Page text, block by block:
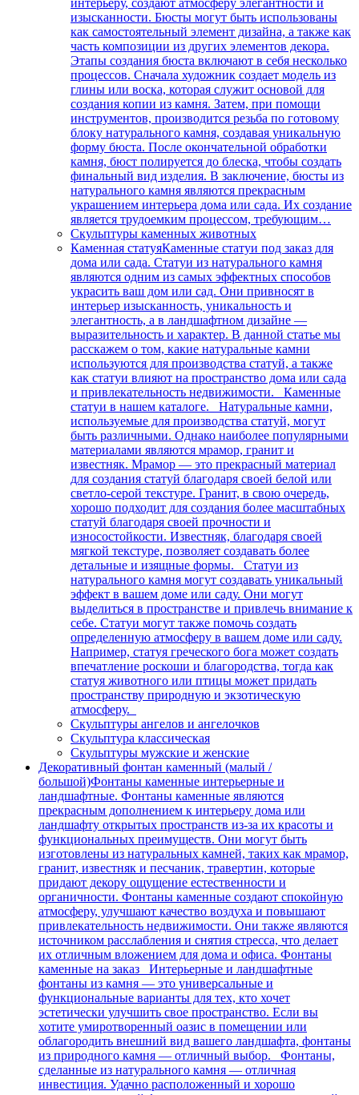
изысканности. Бюсты могут быть использованы
как самостоятельный элемент дизайна, а также как
часть композиции из других элементов декора.
Этапы создания бюста включают в себя несколько
процессов. Сначала художник создает модель из
глины или воска, которая служит основой для
создания копии из камня. Затем, при помощи
инструментов, производится резьба по готовому
блоку натурального камня, создавая уникальную
форму бюста. После окончательной обработки
камня, бюст полируется до блеска, чтобы создать
финальный вид изделия. В заключение, бюсты из
натурального камня являются прекрасным
украшением интерьера дома или сада. Их создание
является трудоемким процессом, требующим…
Скульптуры каменных животных
Каменная статуяКаменные статуи под заказ для
дома или сада. Статуи из натурального камня
являются одним из самых эффектных способов
украсить ваш дом или сад. Они привносят в
интерьер изысканность, уникальность и
элегантность, а в ландшафтном дизайне —
выразительность и характер. В данной статье мы
расскажем о том, какие натуральные камни
используются для производства статуй, а также
как статуи влияют на пространство дома или сада
и привлекательность недвижимости. Каменные
статуи в нашем каталоге. Натуральные камни,
используемые для производства статуй, могут
быть различными. Однако наиболее популярными
материалами являются мрамор, гранит и
известняк. Мрамор — это прекрасный материал
для создания статуй благодаря своей белой или
светло-серой текстуре. Гранит, в свою очередь,
хорошо подходит для создания более масштабных
статуй благодаря своей прочности и
износостойкости. Известняк, благодаря своей
мягкой текстуре, позволяет создавать более
детальные и изящные формы. Статуи из
натурального камня могут создавать уникальный
эффект в вашем доме или саду. Они могут
выделиться в пространстве и привлечь внимание к
себе. Статуи могут также помочь создать
определенную атмосферу в вашем доме или саду.
Например, статуя греческого бога может создать
впечатление роскоши и благородства, тогда как
статуя животного или птицы может придать
пространству природную и экзотическую
атмосферу.
Скульптуры ангелов и ангелочков
Скульптура классическая
Скульптуры мужские и женские
Декоративный фонтан каменный (малый /
большой)Фонтаны каменные интерьерные и
ландшафтные. Фонтаны каменные являются
прекрасным дополнением к интерьеру дома или
ландшафту открытых пространств из-за их красоты и
функциональных преимуществ. Они могут быть
изготовлены из натуральных камней, таких как мрамор,
гранит, известняк и песчаник, травертин, которые
придают декору ощущение естественности и
органичности. Фонтаны каменные создают спокойную
атмосферу, улучшают качество воздуха и повышают
привлекательность недвижимости. Они также являются
источником расслабления и снятия стресса, что делает
их отличным вложением для дома и офиса. Фонтаны
каменные на заказ Интерьерные и ландшафтные
фонтаны из камня — это универсальные и
функциональные варианты для тех, кто хочет
эстетически улучшить свое пространство. Если вы
хотите умиротворенный оазис в помещении или
облагородить внешний вид вашего ландшафта, фонтаны
из природного камня — отличный выбор. Фонтаны,
сделанные из натурального камня — отличная
инвестиция. Удачно расположенный и хорошо